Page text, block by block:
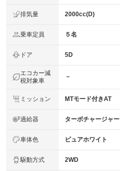
排気量 2000cc(D)
乗車定員 ５名
ドア 5D
エコカー減
税対象車
－
ミッション MTモード付きAT
過給器 ターボチャージャー
車体色 ピュアホワイト
駆動方式 2WD